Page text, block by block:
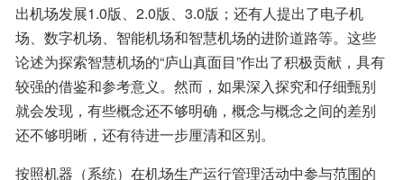
出机场发展1.0版、2.0版、3.0版；还有人提出了电子机
场、数字机场、智能机场和智慧机场的进阶道路等。这些
论述为探索智慧机场的“庐山真面目”作出了积极贡献，具有
较强的借鉴和参考意义。然而，如果深入探究和仔细甄别
就会发现，有些概念还不够明确，概念与概念之间的差别
还不够明晰，还有待进一步厘清和区别。
按照机器（系统）在机场生产运行管理活动中参与范围的